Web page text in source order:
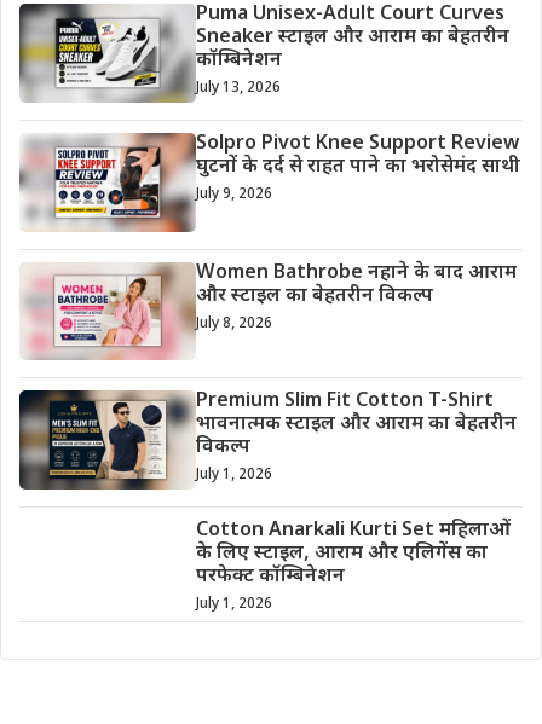
Puma Unisex-Adult Court Curves
Sneaker स्टाइल और आराम का बेहतरीन
कॉम्बिनेशन
July 13, 2026
Solpro Pivot Knee Support Review
घुटनों के दर्द से राहत पाने का भरोसेमंद साथी
July 9, 2026
Women Bathrobe नहाने के बाद आराम
और स्टाइल का बेहतरीन विकल्प
July 8, 2026
Premium Slim Fit Cotton T-Shirt
भावनात्मक स्टाइल और आराम का बेहतरीन
विकल्प
July 1, 2026
Cotton Anarkali Kurti Set महिलाओं
के लिए स्टाइल, आराम और एलिगेंस का
परफेक्ट कॉम्बिनेशन
July 1, 2026